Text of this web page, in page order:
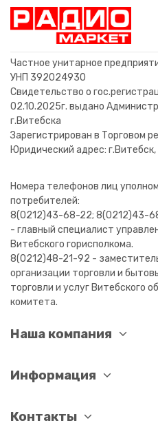
Наша компания
Информация
Контакты
Частное унитарное
УНП 392024930
Свидетельство о
02.10.2025г. выдано
г.Витебска
Зарегистрирован в Торговом
Юридический адрес:
Номера телефонов лиц
потребителей:
8(0212)43-68-22; 8(0212)43-
- главный специалист
Витебского горисполкома.
8(0212)48-21-92 -
организации торговли и
торговли и услуг Витебского
комитета.